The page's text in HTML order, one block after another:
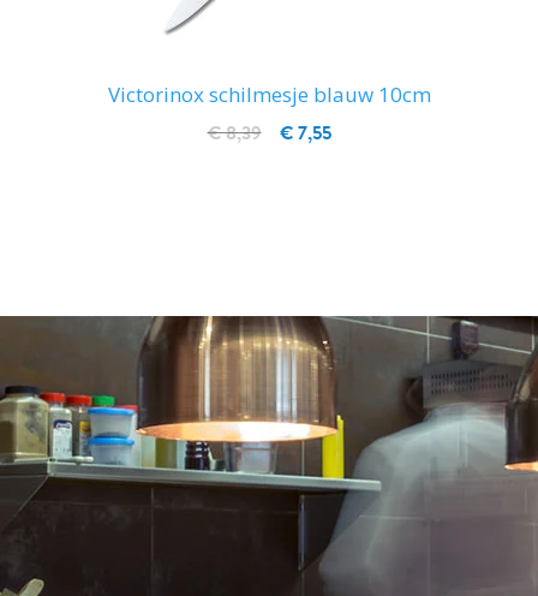
Victorinox schilmesje blauw 10cm
€ 7,55
€ 8,39